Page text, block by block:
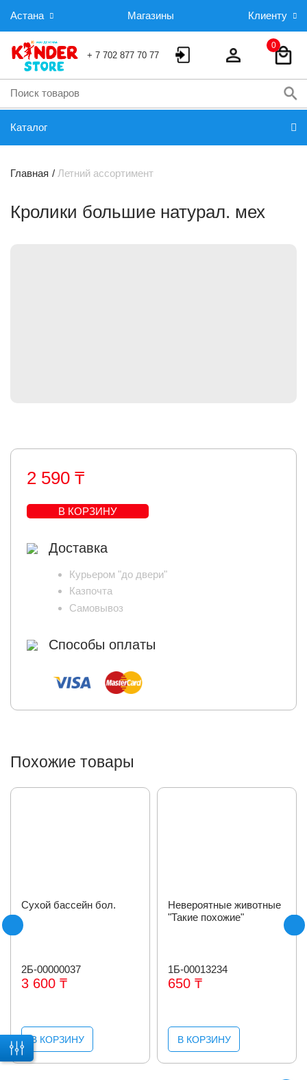
Астана Магазины Клиенту
+ 7 702 877 70 77
0
Каталог
Главная Летний ассортимент
Кролики большие натурал. мех
2 590 ₸
В КОРЗИНУ
Доставка
Курьером "до двери"
Казпочта
Самовывоз
Способы оплаты
Похожие товары
Сухой бассейн бол.
2Б-00000037
3 600 ₸
В КОРЗИНУ
Невероятные животные
"Такие похожие"
1Б-00013234
650 ₸
В КОРЗИНУ